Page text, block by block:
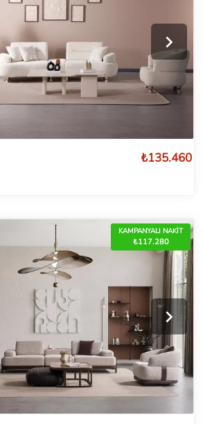
₺135.460
KAMPANYALI NAKİT
₺117.280